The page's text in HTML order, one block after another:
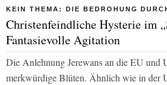
KEIN THEMA: DIE BEDROHUNG
Christenfeindliche Hysterie im
Fantasievolle Agitation
Die Anlehnung Jerewans an die EU und
merkwürdige Blüten. Ähnlich wie in der